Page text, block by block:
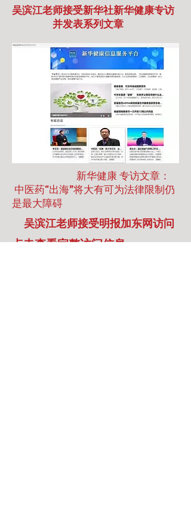
吴滨江老师接受新华社新华健康专访
并发表系列文章
新华健康 专访文章：​
中医药“出海”将大有可为法律限制仍
是最大障碍
吴滨江老师接受明报加东网访问
​点击查看完整访问信息